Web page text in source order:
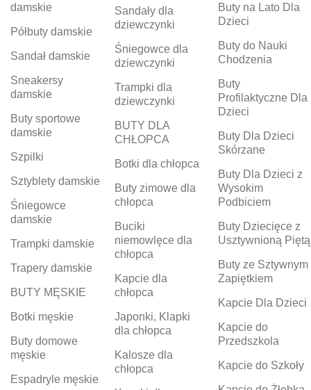
damskie
Półbuty damskie
Sandał damskie
Sneakersy
damskie
Buty sportowe
damskie
Szpilki
Sztyblety damskie
Śniegowce
damskie
Trampki damskie
Trapery damskie
BUTY MĘSKIE
Botki męskie
Buty domowe
męskie
Espadryle męskie
Sandały dla
dziewczynki
Śniegowce dla
dziewczynki
Trampki dla
dziewczynki
BUTY DLA
CHŁOPCA
Botki dla chłopca
Buty zimowe dla
chłopca
Buciki
niemowlęce dla
chłopca
Kapcie dla
chłopca
Japonki, Klapki
dla chłopca
Kalosze dla
chłopca
Buty na Lato Dla
Dzieci
Buty do Nauki
Chodzenia
Buty
Profilaktyczne Dla
Dzieci
Buty Dla Dzieci
Skórzane
Buty Dla Dzieci z
Wysokim
Podbiciem
Buty Dziecięce z
Usztywnioną Piętą
Buty ze Sztywnym
Zapiętkiem
Kapcie Dla Dzieci
Kapcie do
Przedszkola
Kapcie do Szkoły